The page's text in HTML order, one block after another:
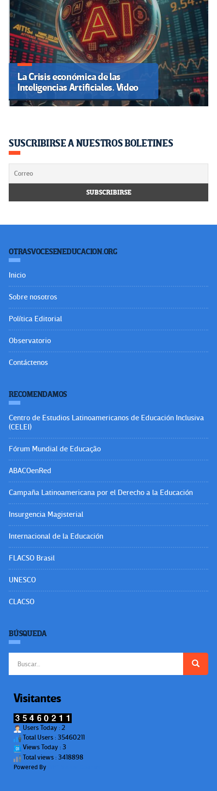
La Crisis económica de las
Inteligencias Artificiales. Video
SUSCRIBIRSE A NUESTROS BOLETINES
OTRASVOCESENEDUCACION.ORG
Inicio
Sobre nosotros
Política Editorial
Observatorio
Contáctenos
RECOMENDAMOS
Centro de Estudios Latinoamericanos de Educación Inclusiva
(CELEI)
Fórum Mundial de Educação
ABACOenRed
Campaña Latinoamericana por el Derecho a la Educación
Insurgencia Magisterial
Internacional de la Educación
FLACSO Brasil
UNESCO
CLACSO
BÚSQUEDA
Visitantes
Users Today : 2
Total Users : 35460211
Views Today : 3
Total views : 3418898
Powered By